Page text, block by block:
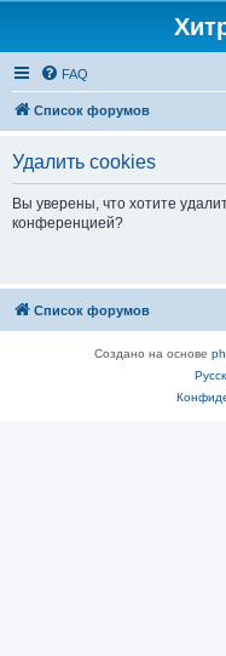
FAQ
Список форумов
Удалить cookies
Вы уверены, что хотите
конференцией?
Список форумов
Создано на основе